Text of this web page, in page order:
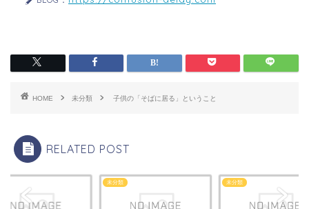
HOME 未分類 子供の「そばに居る」ということ
RELATED POST
未分類 未分類